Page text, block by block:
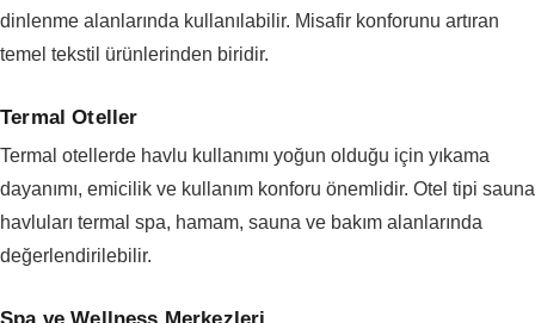
dinlenme alanlarında kullanılabilir. Misafir konforunu artıran
temel tekstil ürünlerinden biridir.
Termal Oteller
Termal otellerde havlu kullanımı yoğun olduğu için yıkama
dayanımı, emicilik ve kullanım konforu önemlidir. Otel tipi sauna
havluları termal spa, hamam, sauna ve bakım alanlarında
değerlendirilebilir.